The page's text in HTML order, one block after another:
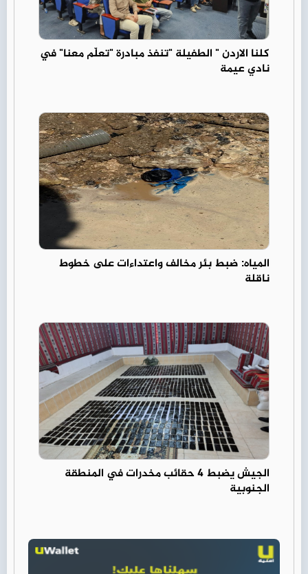
كلنا الاردن " الطفيلة "تنفذ مبادرة "تعلّم معنا" في
نادي عيمة
المياه: ضبط بئر مخالف واعتداءات على خطوط
ناقلة
الجيش يضبط 4 حقائب مخدرات في المنطقة
الجنوبية